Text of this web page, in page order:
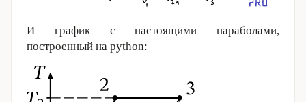
И график с настоящими параболами,
построенный на python: